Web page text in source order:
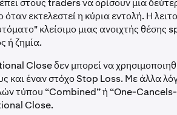
στους traders να ορίσουν μια
όταν εκτελεστεί η κύρια εντολή. Η
κλείσιμο μιας ανοιχτής
ή ζημία.
Close δεν μπορεί να
και έναν στόχο Stop Loss. Με άλλα
τύπου “Combined” ή “One-
Close.